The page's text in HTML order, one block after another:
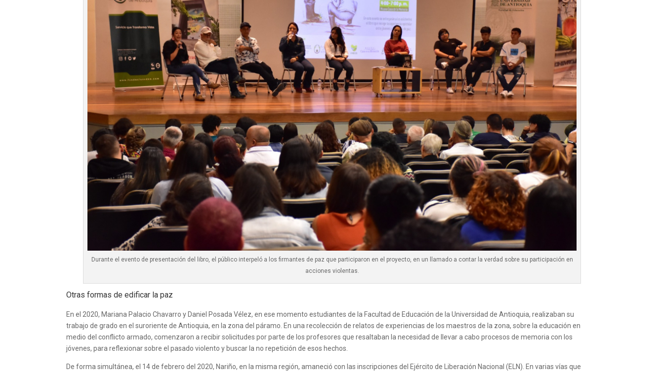
Durante el evento de presentación del libro, el público interpeló a los firmantes de paz que participaron en el proyecto, en un llamado a contar la verdad sobre su participación en
acciones violentas.
Otras formas de edificar la paz
En el 2020, Mariana Palacio Chavarro y Daniel Posada Vélez, en ese momento estudiantes de la Facultad de Educación de la Universidad de Antioquia, realizaban su
trabajo de grado en el suroriente de Antioquia, en la zona del páramo. En una recolección de relatos de experiencias de los maestros de la zona, sobre la educación en
medio del conflicto armado, comenzaron a recibir solicitudes por parte de los profesores que resaltaban la necesidad de llevar a cabo procesos de memoria con los
jóvenes, para reflexionar sobre el pasado violento y buscar la no repetición de esos hechos.
De forma simultánea, el 14 de febrero del 2020, Nariño, en la misma región, amaneció con las inscripciones del Ejército de Liberación Nacional (ELN). En varias vías que